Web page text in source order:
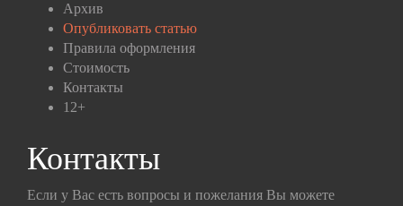
Архив
Опубликовать статью
Правила оформления
Стоимость
Контакты
12+
Контакты
Если у Вас есть вопросы и пожелания Вы можете